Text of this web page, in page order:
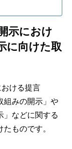
示におけ
に向けた取
ける提言
組みの開示」や
」などに関する
ものです。